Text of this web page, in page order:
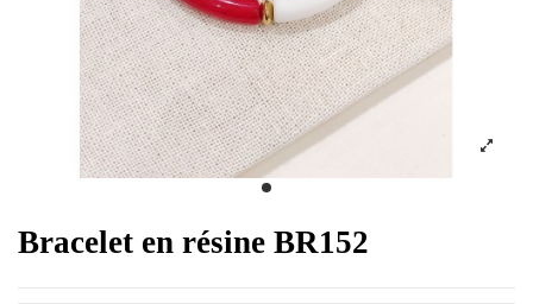
Bracelet en résine BR152